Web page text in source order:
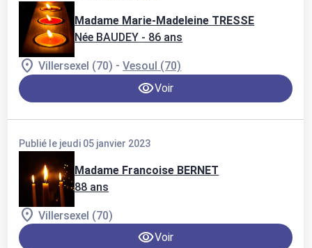
Madame Marie-Madeleine TRESSE
Née BAUDEY - 86 ans
Villersexel (70) -Vesoul (70)
Voir
Publié le jeudi 05 janvier 2023
Madame Francoise BERNET
88 ans
Villersexel (70)
Voir